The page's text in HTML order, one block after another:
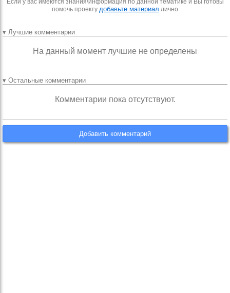
помочь проекту добавьте материал лично
▾ Лучшие комментарии
На данный момент лучшие не определены
▾ Остальные комментарии
Комментарии пока отсутствуют.
Добавить комментарий